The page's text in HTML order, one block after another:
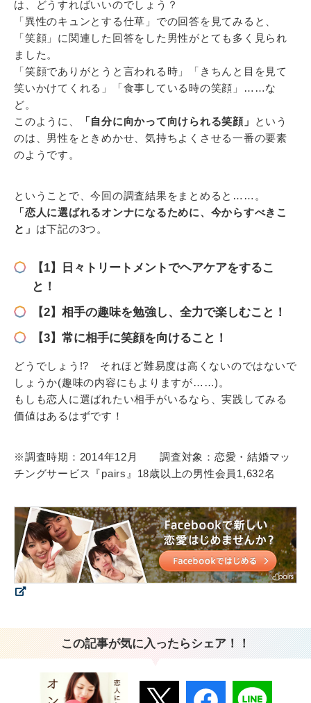
は、どうすればいいのでしょう？
「異性のキュンとする仕草」での回答を見てみると、
「笑顔」に関連した回答をした男性がとても多く見られ
ました。
「笑顔でありがとうと言われる時」「きちんと目を見て
笑いかけてくれる」「食事している時の笑顔」……な
ど。
このように、
「自分に向かって向けられる笑顔」
という
のは、男性をときめかせ、気持ちよくさせる一番の要素
のようです。
ということで、今回の調査結果をまとめると……。
「恋人に選ばれるオンナになるために、今からすべきこ
と」 は下記の3つ。
【1】日々トリートメントでヘアケアをするこ
と！
【2】相手の趣味を勉強し、全力で楽しむこと！
【3】常に相手に笑顔を向けること！
どうでしょう!? それほど難易度は高くないのではないで
しょうか(趣味の内容にもよりますが……)。
もしも恋人に選ばれたい相手がいるなら、実践してみる
価値はあるはずです！
※調査時期：2014年12月 調査対象：恋愛・結婚マッ
チングサービス『pairs』18歳以上の男性会員1,632名
この記事が気に入ったらシェア！！